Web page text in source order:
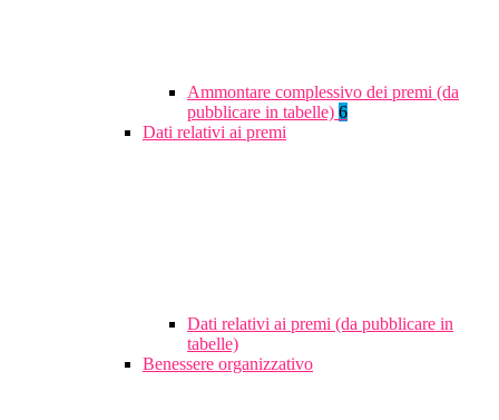
Ammontare complessivo dei premi (da
pubblicare in tabelle) 6
Dati relativi ai premi
Dati relativi ai premi (da pubblicare in
tabelle)
Benessere organizzativo